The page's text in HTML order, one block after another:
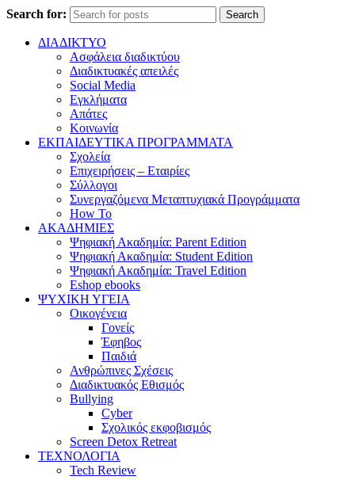
Search for: Search
ΔΙΑΔΙΚΤΥΟ
Ασφάλεια διαδικτύου
Διαδικτυακές απειλές
Social Media
Εγκλήματα
Απάτες
Κοινωνία
ΕΚΠΑΙΔΕΥΤΙΚΑ ΠΡΟΓΡΑΜΜΑΤΑ
Σχολεία
Επιχειρήσεις – Εταιρίες
Σύλλογοι
Συνεργαζόμενα Μεταπτυχιακά Προγράμματα
How To
ΑΚΑΔΗΜΙΕΣ
Ψηφιακή Ακαδημία: Parent Edition
Ψηφιακή Ακαδημία: Student Edition
Ψηφιακή Ακαδημία: Travel Edition
Eshop ebooks
ΨΥΧΙΚΗ ΥΓΕΙΑ
Οικογένεια
Γονείς
Έφηβος
Παιδιά
Ανθρώπινες Σχέσεις
Διαδικτυακός Εθισμός
Bullying
Cyber
Σχολικός εκφοβισμός
Screen Detox Retreat
ΤΕΧΝΟΛΟΓΙΑ
Tech Review